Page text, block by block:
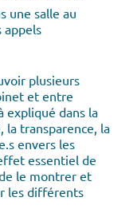
une salle au
appels
plusieurs
et entre
expliqué dans la
la transparence, la
envers les
essentiel de
le montrer et
les différents